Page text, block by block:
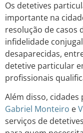
Os detetives
importante na
resolução de casos
infidelidade
desaparecidas,
detetive particular
profissionais
Além disso, cidades
Gabriel Monteiro e
serviços de